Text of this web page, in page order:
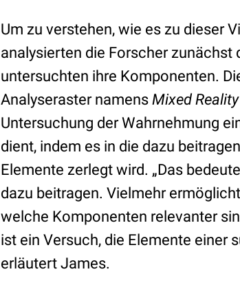
Um zu verstehen, wie es zu dieser
analysierten die Forscher zunächst
untersuchten ihre Komponenten.
Analyseraster namens Mixed
Untersuchung der Wahrnehmung
dient, indem es in die dazu
Elemente zerlegt wird. „Das
dazu beitragen. Vielmehr
welche Komponenten relevanter
ist ein Versuch, die Elemente einer
erläutert James.